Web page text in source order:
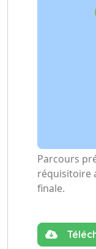
Parcours
réquisitoire
finale.